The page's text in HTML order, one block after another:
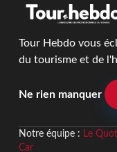
Tour Hebdo vous
du tourisme et de
Ne rien manquer
Notre équipe : Le
Car